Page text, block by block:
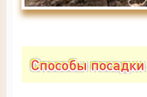
Способы